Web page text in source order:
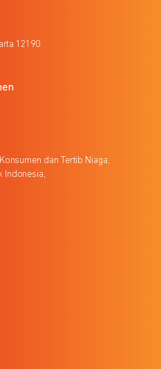
12190
dan Tertib Niaga,
Indonesia,